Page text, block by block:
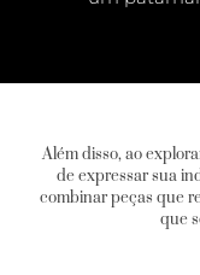
Além disso, ao
de expressar sua
combinar peças que
que